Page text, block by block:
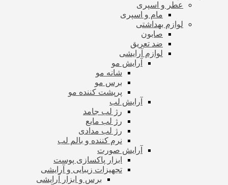
عطر و اسپری
مام و اسپری
لوازم بهداشتی
صابون
ضد تعریق
لوازم آرایشی
آرایش مو
شانه مو
برس مو
پرپشت کننده مو
آرایش لب
رژ لب جامد
رژ لب مایع
رژ لب مدادی
نرم کننده و بالم لب
آرایش صورت
ابزار پاکسازی پوست
تجهیزات زیبایی و آرایشی
برس و ابزار آرایشی